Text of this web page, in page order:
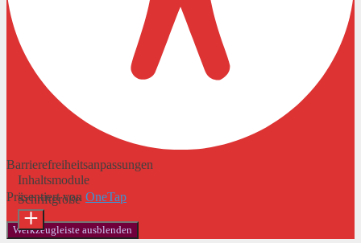
Barrierefreiheitsanpassungen
Präsentiert von OneTap
Werkzeugleiste ausblenden
Inhaltsmodule
Schriftgröße